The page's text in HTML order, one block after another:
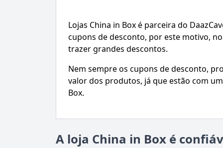
Lojas China in Box é parceira do
cupons de desconto, por este motivo,
trazer grandes descontos.
Nem sempre os cupons de desconto,
valor dos produtos, já que estão com
Box.
A loja China in Box é